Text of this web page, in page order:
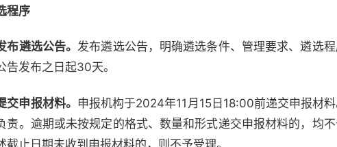
程序
布遴选公告。发布遴选公告，明确遴选条件、管理要求、遴选
告发布之日起30天。
交申报材料。
申报机构于2024年11月15日18:00前递交申报材
责。逾期或未按规定的格式、数量和形式递交申报材料的，均
截止日期未收到申报材料的，则不予受理。